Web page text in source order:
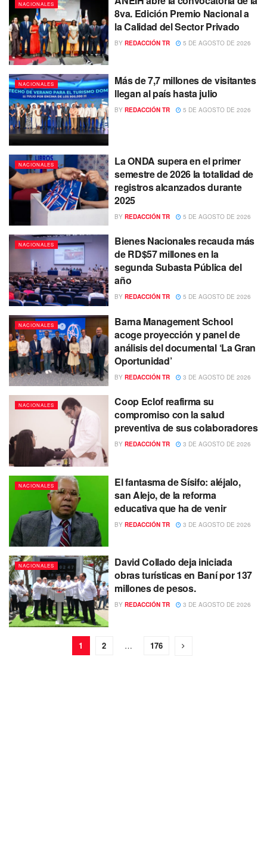
NACIONALES
8va. Edición Premio Nacional a
la Calidad del Sector Privado
BY REDACCIÓN TR 5 DE AGOSTO DE 2026
NACIONALES
Más de 7,7 millones de visitantes
llegan al país hasta julio
BY REDACCIÓN TR 5 DE AGOSTO DE 2026
NACIONALES
La ONDA supera en el primer
semestre de 2026 la totalidad de
registros alcanzados durante
2025
BY REDACCIÓN TR 5 DE AGOSTO DE 2026
NACIONALES
Bienes Nacionales recauda más
de RD$57 millones en la
segunda Subasta Pública del
año
BY REDACCIÓN TR 5 DE AGOSTO DE 2026
NACIONALES
Barna Management School
acoge proyección y panel de
análisis del documental ‘La Gran
Oportunidad’
BY REDACCIÓN TR 3 DE AGOSTO DE 2026
NACIONALES
Coop Eclof reafirma su
compromiso con la salud
preventiva de sus colaboradores
BY REDACCIÓN TR 3 DE AGOSTO DE 2026
NACIONALES
El fantasma de Sísifo: aléjalo,
san Alejo, de la reforma
educativa que ha de venir
BY REDACCIÓN TR 3 DE AGOSTO DE 2026
NACIONALES
David Collado deja iniciada
obras turísticas en Baní por 137
millones de pesos.
BY REDACCIÓN TR 3 DE AGOSTO DE 2026
1 2 … 176